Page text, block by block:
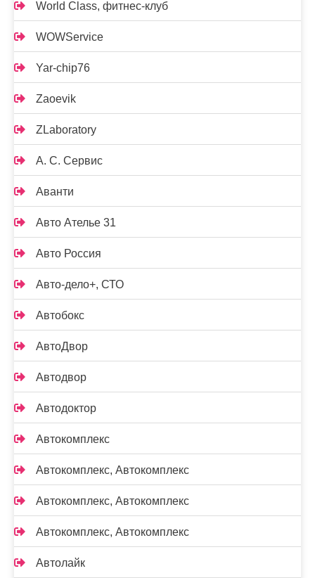
World Class, фитнес-клуб
WOWService
Yar-chip76
Zaoevik
ZLaboratory
А. С. Сервис
Аванти
Авто Ателье 31
Авто Россия
Авто-дело+, СТО
Автобокс
АвтоДвор
Автодвор
Автодоктор
Автокомплекс
Автокомплекс, Автокомплекс
Автокомплекс, Автокомплекс
Автокомплекс, Автокомплекс
Автолайк